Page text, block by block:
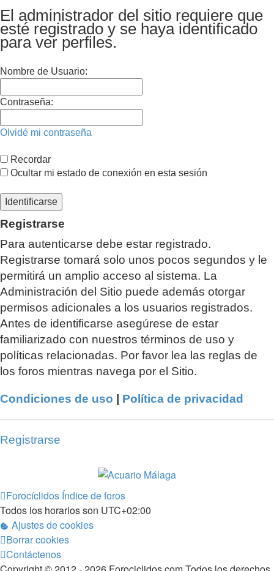
El administrador del sitio requiere que
esté registrado y se haya identificado
para ver perfiles.
Nombre de Usuario:
Contraseña:
Olvidé mi contraseña
Recordar
Ocultar mi estado de conexión en esta sesión
Registrarse
Para autenticarse debe estar registrado.
Registrarse tomará solo unos pocos segundos y le
permitirá un amplio acceso al sistema. La
Administración del Sitio puede además otorgar
permisos adicionales a los usuarios registrados.
Antes de identificarse asegúrese de estar
familiarizado con nuestros términos de uso y
políticas relacionadas. Por favor lea las reglas de
los foros mientras navega por el Sitio.
Condiciones de uso Política de privacidad
Registrarse
Forocíclidos Índice de foros
Todos los horarios son UTC+02:00
Ajustes de cookies
Borrar cookies
Contáctenos